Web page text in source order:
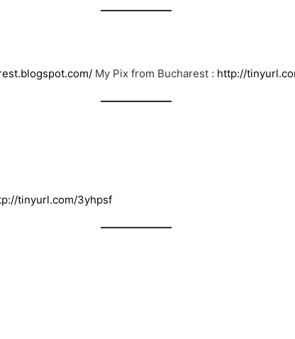
My Pix from Bucharest : http://
tinyurl.com/3yhpsf